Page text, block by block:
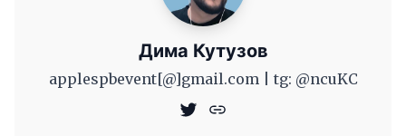
Дима Кутузов
applespbevent[@]gmail.com | tg: @ncuKC